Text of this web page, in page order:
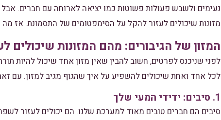
נעימים ולשבש פעולות פשוטות כמו יציאה לארוחה עם חברים. אבל
מזונות שיכולים לעזור להקל על הסימפטומים של התסמונת. אז מה
המזון של הגיבורים: מהם המזונות שיכולים
לפני שניכנס לפרטים, חשוב להבין שאין מזון אחד שיכול להיות
לכל אחד ואחת שיכולים להשפיע על איך שהגוף מגיב למזון. עם
1. סיבים: ידידי המעי שלך
סיבים הם חברים טובים מאוד למערכת שלנו. הם יכולים לעזור